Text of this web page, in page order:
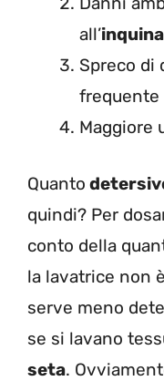
all’
Spreco di
frequente
Maggiore
Quanto
quindi? Per
conto della
la lavatrice non
serve meno
se si lavano
seta.